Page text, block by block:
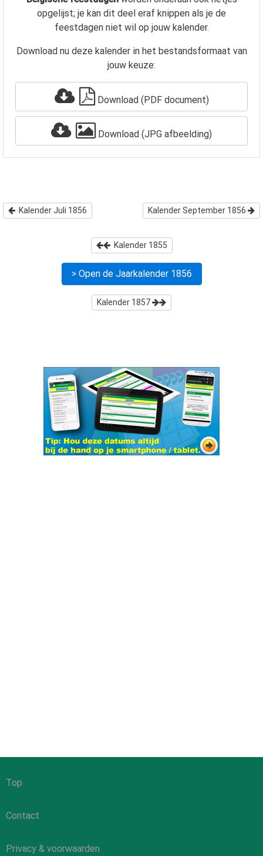
opgelijst; je kan dit deel eraf knippen als je de
feestdagen niet wil op jouw kalender.
Download nu deze kalender in het bestandsformaat van
jouw keuze:
Download (PDF document)
Download (JPG afbeelding)
Kalender Juli 1856 Kalender September 1856
Kalender 1855
> Open de Jaarkalender 1856
Kalender 1857
Top
Contact
Privacy & voorwaarden